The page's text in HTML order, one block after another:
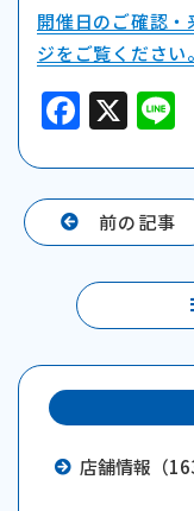
開催日のご確認・
ジをご覧ください。
F
a
c
e
b
o
o
k
X
前の記事
店舗情報（